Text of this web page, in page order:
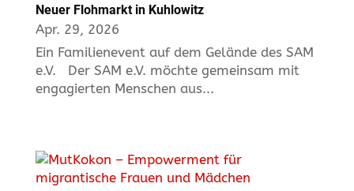
Neuer Flohmarkt in Kuhlowitz
Apr. 29, 2026
Ein Familienevent auf dem Gelände des SAM
e.V. Der SAM e.V. möchte gemeinsam mit
engagierten Menschen aus...